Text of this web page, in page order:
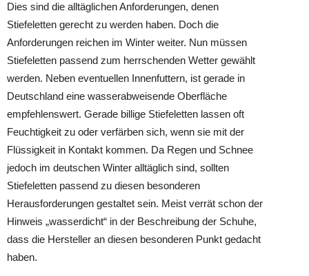
Dies sind die alltäglichen Anforderungen, denen
Stiefeletten gerecht zu werden haben. Doch die
Anforderungen reichen im Winter weiter. Nun müssen
Stiefeletten passend zum herrschenden Wetter gewählt
werden. Neben eventuellen Innenfuttern, ist gerade in
Deutschland eine wasserabweisende Oberfläche
empfehlenswert. Gerade billige Stiefeletten lassen oft
Feuchtigkeit zu oder verfärben sich, wenn sie mit der
Flüssigkeit in Kontakt kommen. Da Regen und Schnee
jedoch im deutschen Winter alltäglich sind, sollten
Stiefeletten passend zu diesen besonderen
Herausforderungen gestaltet sein. Meist verrät schon der
Hinweis „wasserdicht“ in der Beschreibung der Schuhe,
dass die Hersteller an diesen besonderen Punkt gedacht
haben.